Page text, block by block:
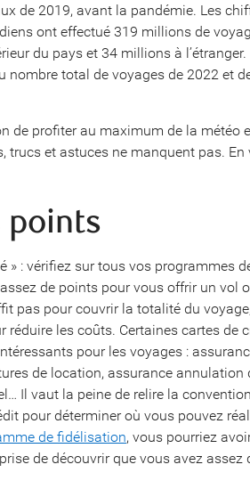
de 2019, avant la pandémie. Les
ont effectué 319 millions de
du pays et 34 millions à l’étranger.
nombre total de voyages de 2022 et
de profiter au maximum de la météo
trucs et astuces ne manquent pas. En
points
» : vérifiez sur tous vos programmes
de points pour vous offrir un vol
pas pour couvrir la totalité du
réduire les coûts. Certaines cartes de
pour les voyages :
de location, assurance annulation
Il vaut la peine de relire la
pour déterminer où vous pouvez
de fidélisation, vous pourriez
de découvrir que vous avez assez